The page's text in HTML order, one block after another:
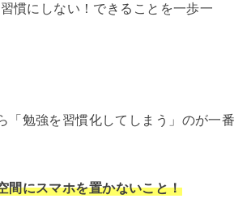
慣にしない！できることを一歩一
「勉強を習慣化してしまう」のが一番
間にスマホを置かないこと！